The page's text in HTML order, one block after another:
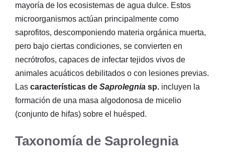
mayoría de los ecosistemas de agua dulce. Estos
microorganismos actúan principalmente como
saprofitos, descomponiendo materia orgánica muerta,
pero bajo ciertas condiciones, se convierten en
necrótrofos, capaces de infectar tejidos vivos de
animales acuáticos debilitados o con lesiones previas.
Las características de Saprolegnia sp. incluyen la
formación de una masa algodonosa de micelio
(conjunto de hifas) sobre el huésped.
Taxonomía de Saprolegnia